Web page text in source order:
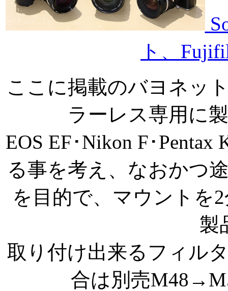
ト、
ここに掲載のバヨネッ
ラーレス専用に
EOS EF･Nikon F･
る事を考え、なおかつ
を目的で、マウントを
製
取り付け出来るフィル
合は別売